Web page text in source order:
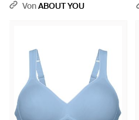
VonABOUT YOU